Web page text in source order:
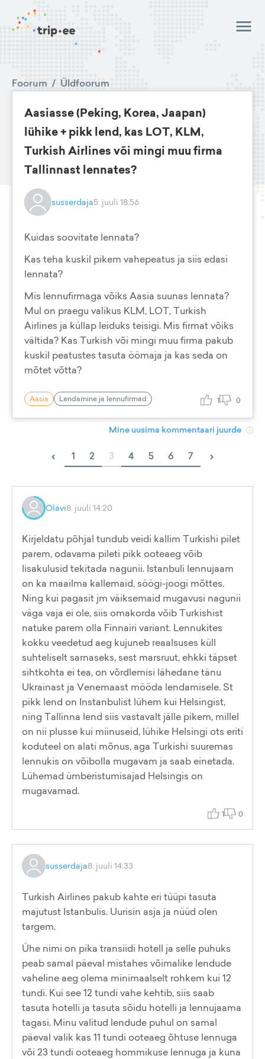
Foorum / Üldfoorum
Aasiasse (Peking, Korea, Jaapan)
lühike + pikk lend, kas LOT, KLM,
Turkish Airlines või mingi muu firma
Tallinnast lennates?
susserdaja5. juuli 18:56
Kuidas soovitate lennata?
Kas teha kuskil pikem vahepeatus ja siis edasi
lennata?
Mis lennufirmaga võiks Aasia suunas lennata?
Mul on praegu valikus KLM, LOT, Turkish
Airlines ja küllap leiduks teisigi. Mis firmat võiks
vältida? Kas Turkish või mingi muu firma pakub
kuskil peatustes tasuta öömaja ja kas seda on
mõtet võtta?
Aasia Lendamine ja lennufirmad 1 0
Mine uusima kommentaari juurde
‹ 1 2 3 4 5 6 7 ›
Olavi8. juuli 14:20
Kirjeldatu põhjal tundub veidi kallim Turkishi pilet
parem, odavama pileti pikk ooteaeg võib
lisakulusid tekitada nagunii. Istanbuli lennujaam
on ka maailma kallemaid, söögi-joogi mõttes.
Ning kui pagasit jm väiksemaid mugavusi nagunii
väga vaja ei ole, siis omakorda võib Turkishist
natuke parem olla Finnairi variant. Lennukites
kokku veedetud aeg kujuneb reaalsuses küll
suhteliselt sarnaseks, sest marsruut, ehkki täpset
sihtkohta ei tea, on võrdlemisi lähedane tänu
Ukrainast ja Venemaast mööda lendamisele. St
pikk lend on Instanbulist lühem kui Helsingist,
ning Tallinna lend siis vastavalt jälle pikem, millel
on nii plusse kui miinuseid, lühike Helsingi ots eriti
koduteel on alati mõnus, aga Turkishi suuremas
lennukis on võibolla mugavam ja saab einetada.
Lühemad ümberistumisajad Helsingis on
mugavamad.
1 0
susserdaja8. juuli 14:33
Turkish Airlines pakub kahte eri tüüpi tasuta
majutust Istanbulis. Uurisin asja ja nüüd olen
targem.
Ühe nimi on pika transiidi hotell ja selle puhuks
peab samal päeval mistahes võimalike lendude
vaheline aeg olema minimaalselt rohkem kui 12
tundi. Kui see 12 tundi vahe kehtib, siis saab
tasuta hotelli ja tasuta sõidu hotelli ja lennujaama
tagasi. Minu valitud lendude puhul on samal
päeval valik kas 11 tundi ooteaeg õhtuse lennuga
või 23 tundi ooteaeg hommikuse lennuga ja kuna